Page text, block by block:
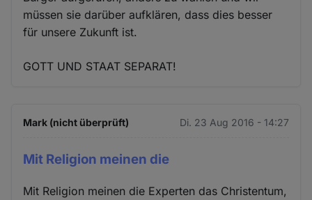
müssen sie darüber aufklären, dass dies besser
für unsere Zukunft ist.
GOTT UND STAAT SEPARAT!
Mark (nicht überprüft) Di. 23 Aug 2016 - 14:27
Mit Religion meinen die
Mit Religion meinen die Experten das Christentum,